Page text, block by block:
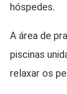
hóspedes.
A área de
piscinas
relaxar os